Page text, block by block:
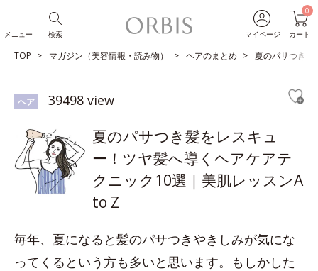
マイページ
0
カート
検索
メニュー
TOP マガジン（美容情報・読み物） ヘアのまとめ 夏のパサつき髪
ヘア 39498 view
夏のパサつき髪をレスキュ
ー！ツヤ髪へ導くヘアケアテ
クニック10選｜美肌レッスンA
to Z
毎年、夏になると髪のパサつきやきしみが気にな
ってくるという方も多いと思います。もしかした